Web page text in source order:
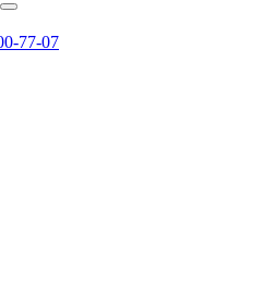
77-07